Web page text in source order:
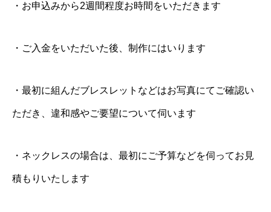
・お申込みから2週間程度お時間をいただきます
・ご入金をいただいた後、制作にはいります
・最初に組んだブレスレットなどはお写真にてご確認い
ただき、違和感やご要望について伺います
・ネックレスの場合は、最初にご予算などを伺ってお見
積もりいたします